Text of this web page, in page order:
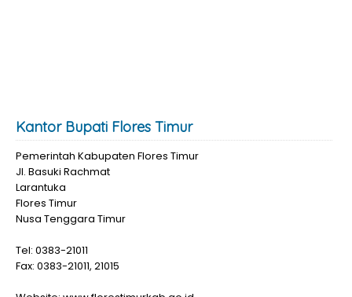
Kantor Bupati Flores Timur
Pemerintah Kabupaten Flores Timur
Jl. Basuki Rachmat
Larantuka
Flores Timur
Nusa Tenggara Timur
Tel: 0383-21011
Fax: 0383-21011, 21015